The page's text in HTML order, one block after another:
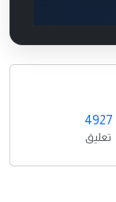
4927
تعليق